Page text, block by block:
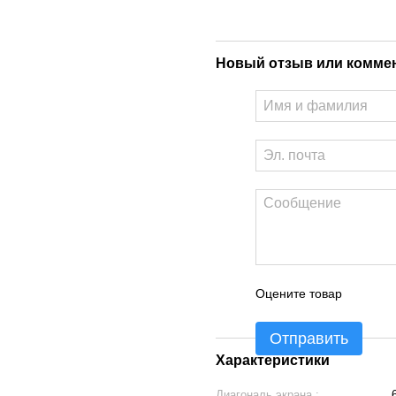
Новый отзыв или
Оцените товар
Отправить
Характеристики